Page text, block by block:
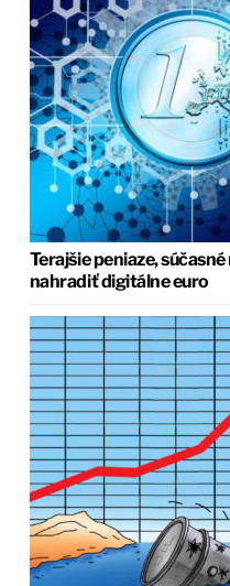
Terajšie peniaze,
nahradiť digitálne euro